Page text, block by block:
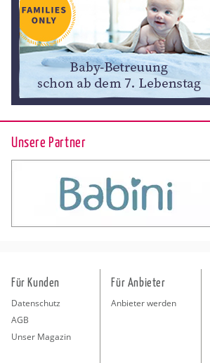
Unsere Partner
Für Kunden
Datenschutz
AGB
Unser Magazin
Für Anbieter
Anbieter werden